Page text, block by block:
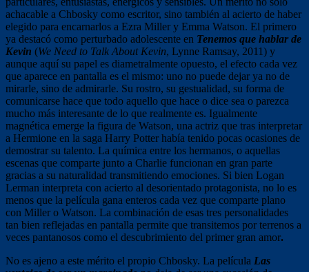
achacable a Chbosky como escritor, sino también al acierto de haber
elegido para encarnarlos a Ezra Miller y Emma Watson. El primero
ya destacó como perturbado adolescente en Tenemos que hablar de
Kevin (We Need to Talk About Kevin, Lynne Ramsay, 2011) y
aunque aquí su papel es diametralmente opuesto, el efecto cada vez
que aparece en pantalla es el mismo: uno no puede dejar ya no de
mirarle, sino de admirarle. Su rostro, su gestualidad, su forma de
comunicarse hace que todo aquello que hace o dice sea o parezca
mucho más interesante de lo que realmente es. Igualmente
magnética emerge la figura de Watson, una actriz que tras interpretar
a Hermione en la saga Harry Potter había tenido pocas ocasiones de
demostrar su talento. La química entre los hermanos, o aquellas
escenas que comparte junto a Charlie funcionan en gran parte
gracias a su naturalidad transmitiendo emociones. Si bien Logan
Lerman interpreta con acierto al desorientado protagonista, no lo es
menos que la película gana enteros cada vez que comparte plano
con Miller o Watson. La combinación de esas tres personalidades
tan bien reflejadas en pantalla permite que transitemos por terrenos a
veces pantanosos como el descubrimiento del primer gran amor.
No es ajeno a este mérito el propio Chbosky. La película Las